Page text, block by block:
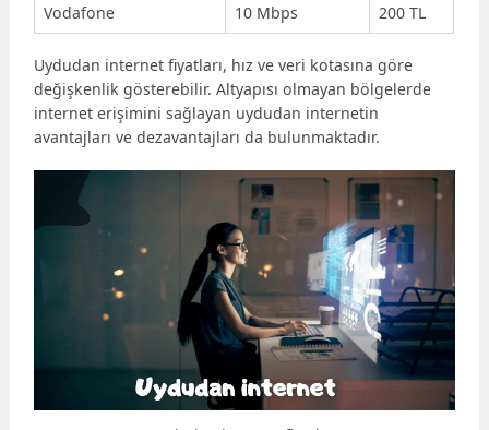
Vodafone
10 Mbps 200 TL
Uydudan internet fiyatları, hız ve veri kotasına göre
değişkenlik gösterebilir. Altyapısı olmayan bölgelerde
internet erişimini sağlayan uydudan internetin
avantajları ve dezavantajları da bulunmaktadır.